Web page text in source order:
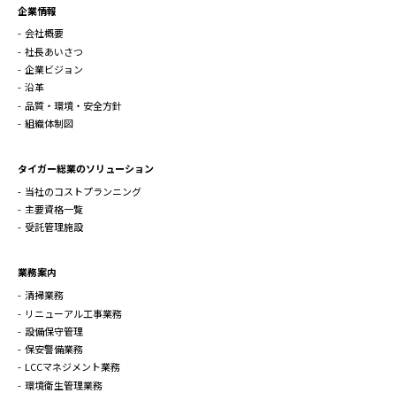
企業情報
会社概要
社長あいさつ
企業ビジョン
沿革
品質・環境・安全方針
組織体制図
タイガー総業のソリューション
当社のコストプランニング
主要資格一覧
受託管理施設
業務案内
清掃業務
リニューアル工事業務
設備保守管理
保安警備業務
LCCマネジメント業務
環境衛生管理業務